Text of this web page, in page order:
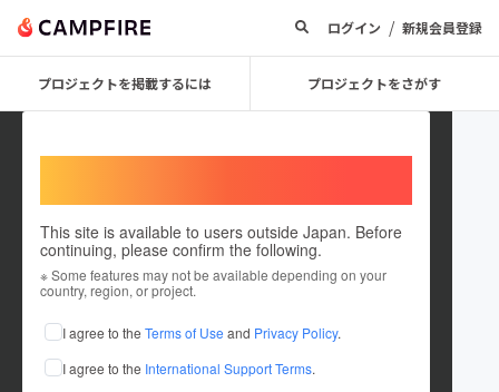
ログイン / 新規会員登録
プロジェクトを掲載するには プロジェクトをさがす
This site is available to users outside Japan. Before
continuing, please confirm the following.
※ Some features may not be available depending on your
country, region, or project.
I agree to the Terms of Use and Privacy Policy.
I agree to the International Support Terms.
swan7
これまでに2回支援して1件のプロジェクトを投稿しています
在住国：日本 現在地：東京都